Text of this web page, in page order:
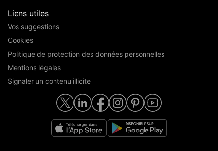
Liens utiles
Vos suggestions
Cookies
Politique de protection des données personnelles
Mentions légales
Signaler un contenu illicite